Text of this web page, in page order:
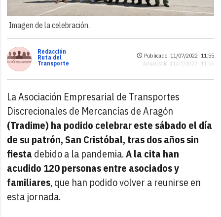
Imagen de la celebración.
Redacción
Ruta del
Transporte
Publicado: 11/07/2022 ·11:55
Actualizado: 11/07/2022 · 11:55
La Asociación Empresarial de Transportes
Discrecionales de Mercancías de Aragón
(Tradime) ha podido celebrar este sábado el día
de su patrón, San Cristóbal, tras dos años sin
fiesta debido a la pandemia.A la cita han
acudido 120 personas entre asociados y
familiares, que han podido volver a reunirse en
esta jornada.